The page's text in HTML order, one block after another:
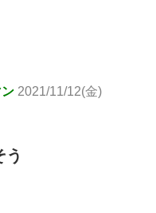
2021/11/12(金)
う